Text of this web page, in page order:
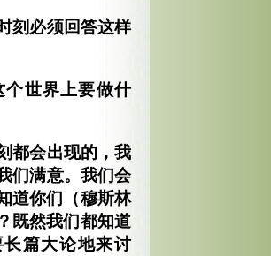
刻必须回答这样
个世界上要做什
都会出现的，我
们满意。我们会
道你们（穆斯林
既然我们都知道
篇大论地来讨